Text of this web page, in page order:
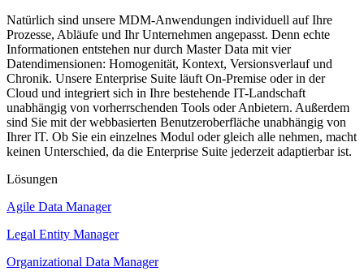
Natürlich sind unsere MDM-Anwendungen individuell auf Ihre
Prozesse, Abläufe und Ihr Unternehmen angepasst. Denn echte
Informationen entstehen nur durch Master Data mit vier
Datendimensionen: Homogenität, Kontext, Versionsverlauf und
Chronik. Unsere Enterprise Suite läuft On-Premise oder in der
Cloud und integriert sich in Ihre bestehende IT-Landschaft
unabhängig von vorherrschenden Tools oder Anbietern. Außerdem
sind Sie mit der webbasierten Benutzeroberfläche unabhängig von
Ihrer IT. Ob Sie ein einzelnes Modul oder gleich alle nehmen, macht
keinen Unterschied, da die Enterprise Suite jederzeit adaptierbar ist.
Lösungen
Agile Data Manager
Legal Entity Manager
Organizational Data Manager